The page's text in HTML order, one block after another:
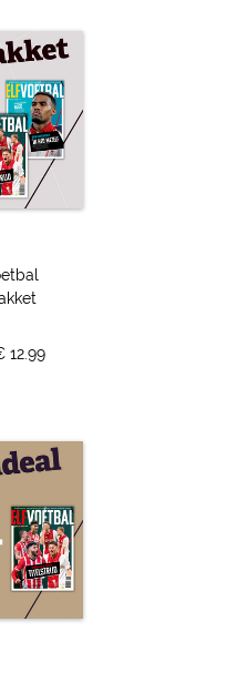
fijn 18-karaats goud: dat
voor een afgang? Alle
per land.
voetbal wordt het eerste
liefst 104 wedstrijden. Het
en zorgde in die tijd voor
een lange reis down
middels een bijzonder
12.99